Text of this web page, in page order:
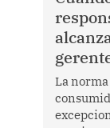
para
diálogo,
vínculos
que
materia
La